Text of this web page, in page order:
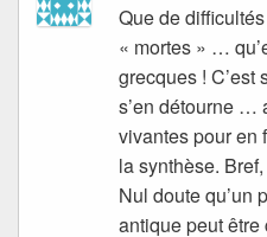
Que de
« mortes » …
grecques ! C’est
s’en détourne …
vivantes pour en
la synthèse.
Nul doute qu’un
antique peut